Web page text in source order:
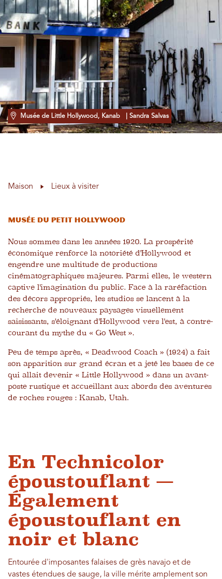
Musée de Little Hollywood, Kanab | Sandra Salvas
Maison Lieux à visiter
Musée du Petit Hollywood
Nous sommes dans les années 1920. La prospérité
économique renforce la notoriété d'Hollywood et
engendre une multitude de productions
cinématographiques majeures. Parmi elles, le western
captive l'imagination du public. Face à la raréfaction
des décors appropriés, les studios se lancent à la
recherche de nouveaux paysages visuellement
saisissants, s'éloignant d'Hollywood vers l'est, à contre-
courant du mythe du « Go West ».
Peu de temps après, « Deadwood Coach » (1924) a fait
son apparition sur grand écran et a jeté les bases de ce
qui allait devenir « Little Hollywood » dans un avant-
poste rustique et accueillant aux abords des aventures
de roches rouges : Kanab, Utah.
En Technicolor
époustouflant —
Également
époustouflant en
noir et blanc
Entourée d'imposantes falaises de grès navajo et de
vastes étendues de sauge, la ville mérite amplement son